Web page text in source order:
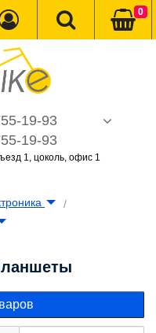
19-93
19-93
1, цоколь, офис 1
0